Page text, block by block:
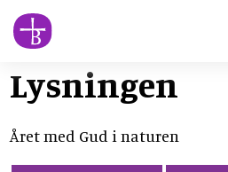
Skip
to
content
Lysningen
Året med Gud i naturen